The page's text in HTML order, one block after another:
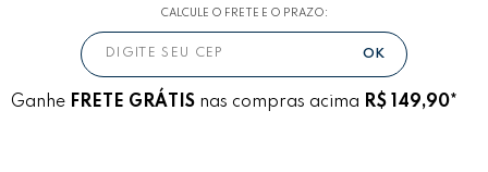
CALCULE O FRETE E O PRAZO:
Ganhe FRETE GRÁTIS nas compras acima R$ 149,90*